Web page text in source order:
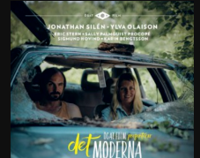
Maja Kekonius